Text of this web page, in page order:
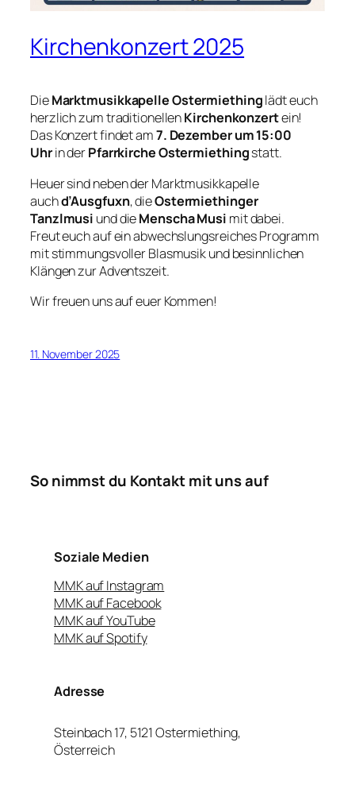
Kirchenkonzert 2025
DieMarktmusikkapelle Ostermiethinglädt euch
herzlich zum traditionellenKirchenkonzertein!
Das Konzert findet am7. Dezember um 15:00
Uhrin derPfarrkirche Ostermiethingstatt.
Heuer sind neben der Marktmusikkapelle
auchd’Ausgfuxn, dieOstermiethinger
Tanzlmusi und dieMenscha Musi mit dabei.
Freut euch auf ein abwechslungsreiches Programm
mit stimmungsvoller Blasmusik und besinnlichen
Klängen zur Adventszeit.
Wir freuen uns auf euer Kommen!
11. November 2025
So nimmst du Kontakt mit uns auf
Soziale Medien
MMK auf Instagram
MMK auf Facebook
MMK auf YouTube
MMK auf Spotify
Adresse
Steinbach 17, 5121 Ostermiething,
Österreich